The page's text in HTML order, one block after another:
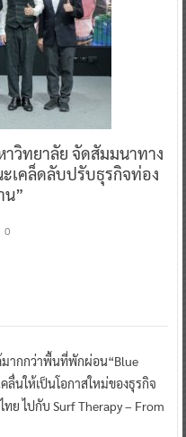
วิทยาลัย จัดสัมมนาทาง
ะเคล็ดลับปรับธุรกิจท่อง
น”
0
มากกว่าพื้นที่พักผ่อน“Blue
ลื่นให้เป็นโอกาสใหม่ของธุรกิจ
ทย ไปกับ Surf Therapy – From